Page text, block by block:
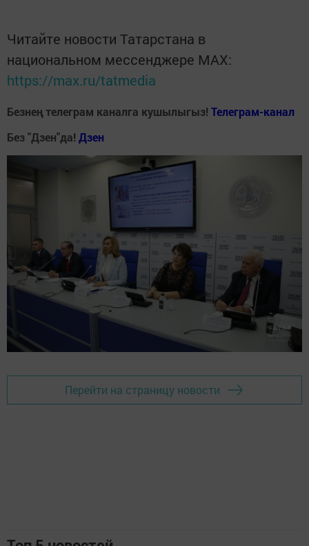
Читайте новости Татарстана в
национальном мессенджере MАХ:
https://max.ru/tatmedia
Безнең телеграм каналга кушылыгыз! Телеграм-канал
Без "Дзен"да! Дзен
Перейти на страницу новости